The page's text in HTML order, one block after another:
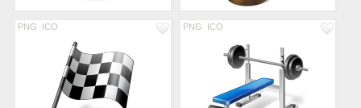
PNG ICO PNG ICO